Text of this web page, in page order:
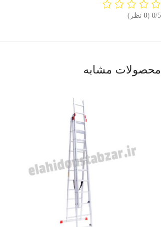
‫0/5 ‫(0 نظر)
محصولات مشابه